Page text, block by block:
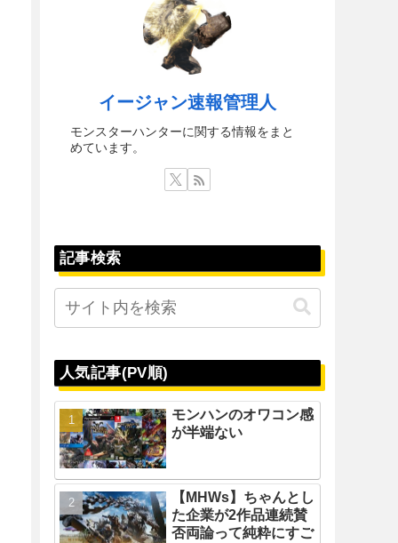
イージャン速報管理人
モンスターハンターに関する情報をまと
めています。
記事検索
人気記事(PV順)
モンハンのオワコン感
が半端ない
【MHWs】ちゃんとし
た企業が2作品連続賛
否両論って純粋にすご